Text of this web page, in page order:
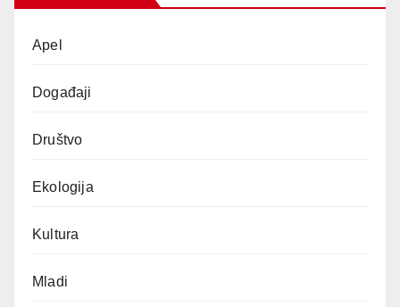
Apel
Događaji
Društvo
Ekologija
Kultura
Mladi